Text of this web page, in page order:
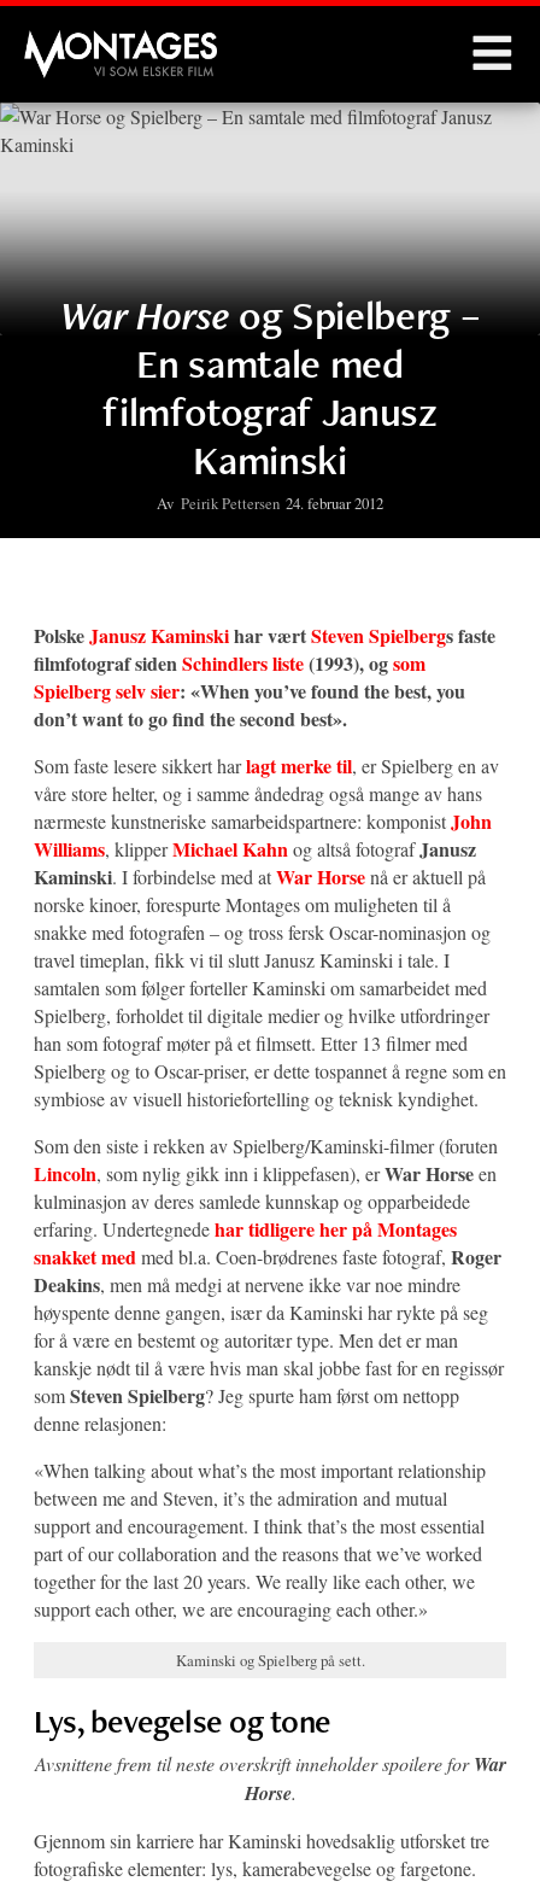
Montages
War Horseog Spielberg –
En samtale med
filmfotograf Janusz
Kaminski
Av Peirik Pettersen 24. februar 2012
PolskeJanusz Kaminskihar værtSteven Spielbergs faste
filmfotograf sidenSchindlers liste(1993), ogsom
Spielberg selv sier: «When you’ve found the best, you
don’t want to go find the second best».
Som faste lesere sikkert harlagt merke til, er Spielberg en av
våre store helter, og i samme åndedrag også mange av hans
nærmeste kunstneriske samarbeidspartnere: komponistJohn
Williams, klipperMichael Kahnog altså fotografJanusz
Kaminski. I forbindelse med atWar Horsenå er aktuell på
norske kinoer, forespurte Montages om muligheten til å
snakke med fotografen – og tross fersk Oscar-nominasjon og
travel timeplan, fikk vi til slutt Janusz Kaminski i tale. I
samtalen som følger forteller Kaminski om samarbeidet med
Spielberg, forholdet til digitale medier og hvilke utfordringer
han som fotograf møter på et filmsett. Etter 13 filmer med
Spielberg og to Oscar-priser, er dette tospannet å regne som en
symbiose av visuell historiefortelling og teknisk kyndighet.
Som den siste i rekken av Spielberg/Kaminski-filmer (foruten
Lincoln, som nylig gikk inn i klippefasen), erWar Horseen
kulminasjon av deres samlede kunnskap og opparbeidede
erfaring. Undertegnedehar tidligere her på Montages
snakket medmed bl.a. Coen-brødrenes faste fotograf, Roger
Deakins, men må medgi at nervene ikke var noe mindre
høyspente denne gangen, især da Kaminski har rykte på seg
for å være en bestemt og autoritær type. Men det er man
kanskje nødt til å være hvis man skal jobbe fast for en regissør
somSteven Spielberg? Jeg spurte ham først om nettopp
denne relasjonen:
«When talking about what’s the most important relationship
between me and Steven, it’s the admiration and mutual
support and encouragement. I think that’s the most essential
part of our collaboration and the reasons that we’ve worked
together for the last 20 years. We really like each other, we
support each other, we are encouraging each other.»
Kaminski og Spielberg på sett.
Lys, bevegelse og tone
Avsnittene frem til neste overskrift inneholder spoilere forWar
Horse.
Gjennom sin karriere har Kaminski hovedsaklig utforsket tre
fotografiske elementer: lys, kamerabevegelse og fargetone.